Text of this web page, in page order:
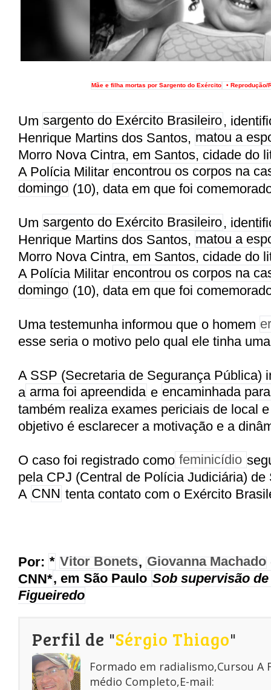
Mãe e filha mortas por Sargento do Exército •
Um sargento do Exército Brasileiro,
Henrique Martins dos Santos, matou a
Morro Nova Cintra, em Santos, cidade do
A Polícia Militar encontrou os corpos na
domingo (10), data em que foi
Um sargento do Exército Brasileiro,
Henrique Martins dos Santos, matou a
Morro Nova Cintra, em Santos, cidade do
A Polícia Militar encontrou os corpos na
domingo (10), data em que foi
Uma testemunha informou que o homem
esse seria o motivo pelo qual ele tinha
A SSP (Secretaria de Segurança Pública)
a arma foi apreendida e encaminhada
também realiza exames periciais de local
objetivo é esclarecer a motivação e a
O caso foi registrado como feminicídio
pela CPJ (Central de Polícia Judiciária) de
A CNN tenta contato com o Exército
Por: * Vitor Bonets,Giovanna Machado
CNN*, em São Paulo Sob supervisão
Figueiredo
Perfil de "Sérgio Thiago"
Formado em radialismo,Cursou A
médio Completo,E-mail: